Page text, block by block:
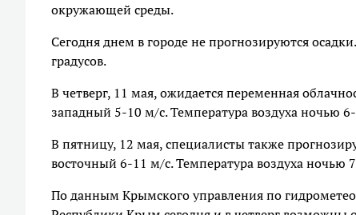
окружающей среды.
Сегодня днем в городе не прогнозируются
градусов.
В четверг, 11 мая, ожидается переменная
западный 5-10 м/с. Температура воздуха ночью
В пятницу, 12 мая, специалисты также
восточный 6-11 м/с. Температура воздуха ночью
По данным Крымского управления по